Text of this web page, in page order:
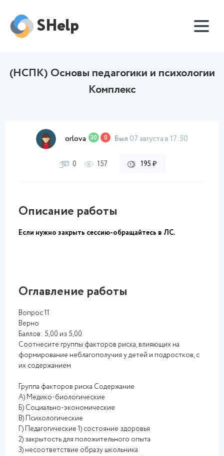
SHelp
(НСПК) Основы педагогики и психологии
Комплекс
orlova 30 0 Был 07 августа в 17:50
0 157 195 ₽
Описание работы
Если нужно закрыть сессию-обращайтесь в ЛС.
Оглавление работы
Вопрос 11
Верно
Баллов: 5,00 из 5,00
Соотнесите группы факторов риска, влияющих на
формирование неблагополучия у детей и подростков, с
их содержанием
Группа факторов риска Содержание
А) Медико-биологические
Б) Социально-экономические
В) Психологические
Г) Педагогические 1) состояние здоровья
2) закрытость для положительного опыта
3) несоответствие образу школьника